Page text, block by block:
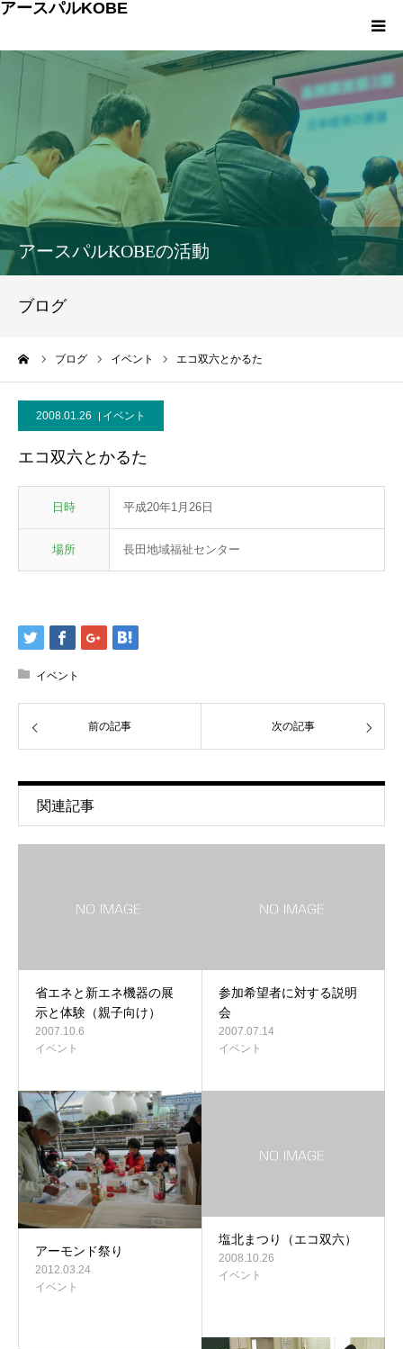
アースパルKOBE
アースパルKOBEの活動
ブログ
ブログ イベント エコ双六とかるた
2008.01.26 イベント
エコ双六とかるた
日時 平成20年1月26日
場所 長田地域福祉センター
イベント
前の記事 次の記事
関連記事
省エネと新エネ機器の展
示と体験（親子向け）
2007.10.6
イベント
参加希望者に対する説明
会
2007.07.14
イベント
アーモンド祭り
2012.03.24
イベント
塩北まつり（エコ双六）
2008.10.26
イベント
アースパルKOBEとは
こうべエコちゃれゼミ
各種申込・お問合せ